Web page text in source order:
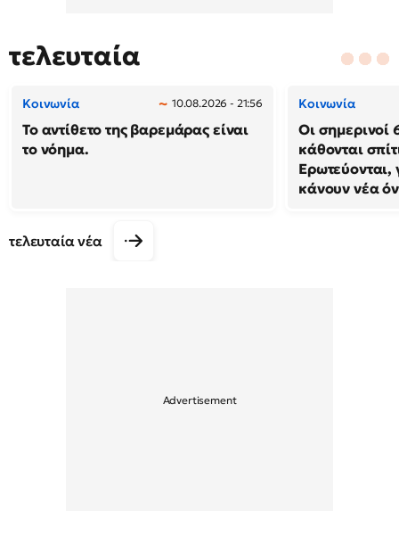
τελευταία
Κοινωνία 10.08.2026 - 21:56
Το αντίθετο της βαρεμάρας είναι
το νόημα.
Κοινωνία
Οι σημερινοί
κάθονται
Ερωτεύονται,
κάνουν νέα
τελευταία νέα